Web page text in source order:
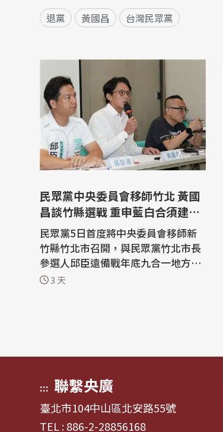
退黨 黃國昌 台灣民眾黨
民眾黨中央委員會移師竹北 黃國
昌談竹縣選戰 重申藍白合須建立
誠信
民眾黨5日首度將中央委員會移師新
竹縣竹北市召開，與民眾黨竹北市長
參選人邱臣遠備戰年底九合一地方大
選。民眾黨主席黃國昌表示，此舉是
3 天
::: 聯繫央廣
臺北市104中山區北安路55號
TEL : 886-2-28856168